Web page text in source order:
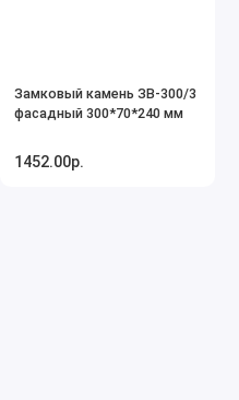
Замковый камень ЗВ-300/3
фасадный 300*70*240 мм
1452.00р.